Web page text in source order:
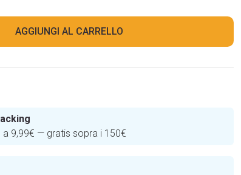
AGGIUNGI AL CARRELLO
9,99€ — gratis sopra i 150€